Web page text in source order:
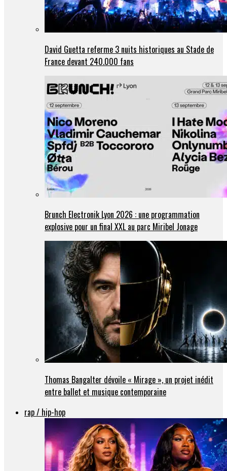
David Guetta referme 3 nuits historiques au Stade de
France devant 240.000 fans
Brunch Electronik Lyon 2026 : une programmation
explosive pour un final XXL au parc Miribel Jonage
Thomas Bangalter dévoile « Mirage », un projet inédit
entre ballet et musique contemporaine
rap / hip-hop